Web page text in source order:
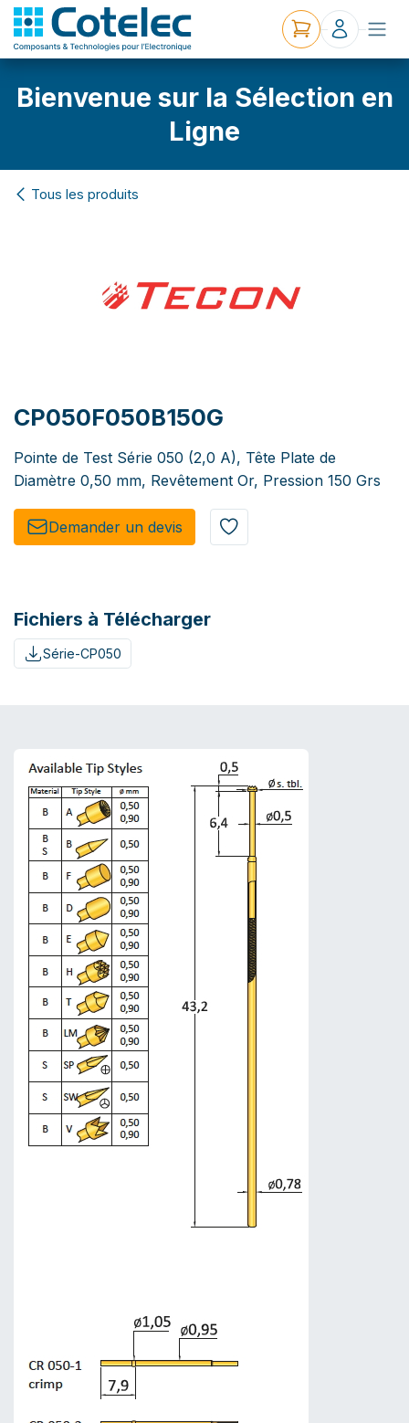
Bienvenue sur la Sélection en
Ligne
Tous les produits
CP050F050B150G
Pointe de Test Série 050 (2,0 A), Tête Plate de
Diamètre 0,50 mm, Revêtement Or, Pression 150 Grs
Demander un de​​vis​​
Fichiers à Télécharger
Série-CP050